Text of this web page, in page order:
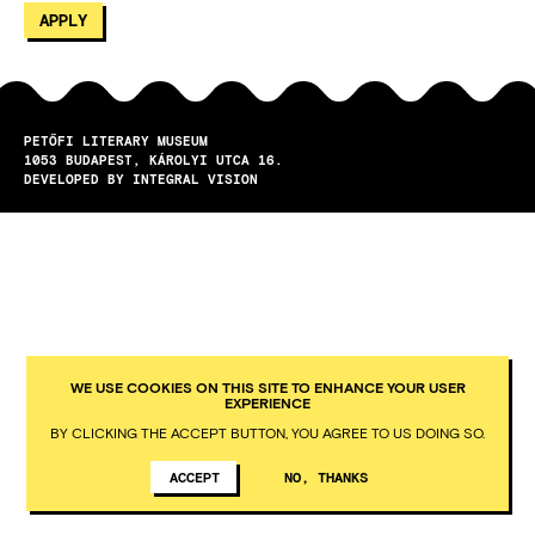
PETŐFI LITERARY MUSEUM
1053
BUDAPEST
KÁROLYI UTCA 16.
DEVELOPED BY INTEGRAL VISION
WE USE COOKIES ON THIS SITE TO ENHANCE YOUR USER
EXPERIENCE
BY CLICKING THE ACCEPT BUTTON, YOU AGREE TO US DOING SO.
ACCEPT NO, THANKS